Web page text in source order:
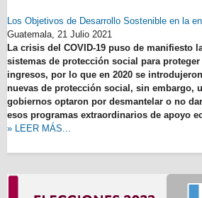
Los Objetivos de Desarrollo Sostenible en la
Guatemala, 21 Julio 2021
La crisis del COVID-19 puso de manifiesto
sistemas de protección social para
ingresos, por lo que en 2020 se
nuevas de protección social, sin embargo,
gobiernos optaron por desmantelar o no
esos programas extraordinarios de apoyo
» LEER MÁS...